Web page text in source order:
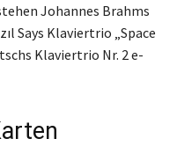
Johannes Brahms
Says Klaviertrio „Space
Klaviertrio Nr. 2 e-